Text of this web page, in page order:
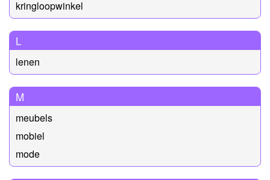
kringloopwinkel
L
lenen
M
meubels
mobiel
mode